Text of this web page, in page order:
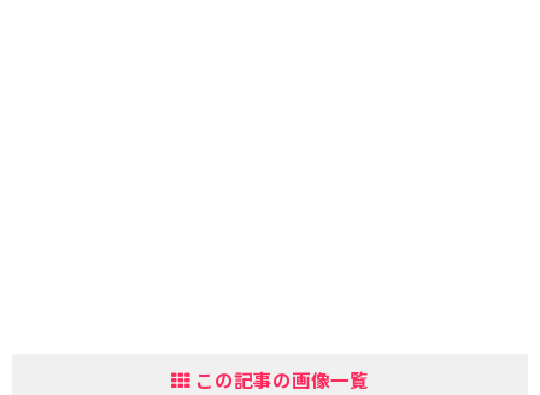
この記事の画像一覧